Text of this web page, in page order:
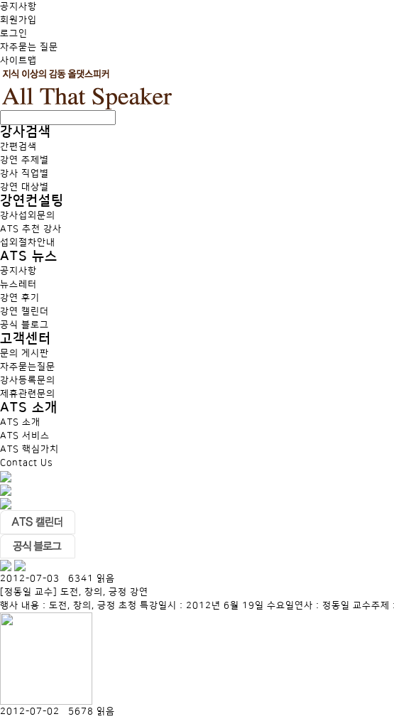
공지사항
회원가입
로그인
자주묻는 질문
사이트맵
강사검색
간편검색
강연 주제별
강사 직업별
강연 대상별
강연컨설팅
강사섭외문의
ATS 추천 강사
섭외절차안내
ATS 뉴스
공지사항
뉴스레터
강연 후기
강연 캘린더
공식 블로그
고객센터
문의 게시판
자주묻는질문
강사등록문의
제휴관련문의
ATS 소개
ATS 소개
ATS 서비스
ATS 핵심가치
Contact Us
2012-07-03 6341 읽음
[정동일 교수] 도전, 창의, 긍정 강연
행사 내용 : 도전, 창의, 긍정 초청 특강일시 : 2012년 6월 19일 수요일연사 : 정동일 교수주
2012-07-02 5678 읽음